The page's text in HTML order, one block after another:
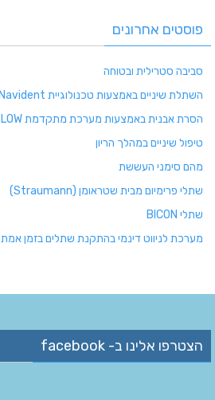
פוסטים אחרונים
סביבה סטרילית ובטוחה
השתלת שיניים באמצעות טכנולוגיית Navident
הסרת אבנית באמצעות מערכת מתקדמת AIRFLOW
טיפול שיניים במהלך הריון
מהם סימני העששת
שתלי פרימיום מבית שטראומן (Straumann)
שתלי BICON
מערכת לניווט דינמי בהתקנת שתלים בזמן אמת NAVIDENT
הצטרפו אלינו ב- facebook